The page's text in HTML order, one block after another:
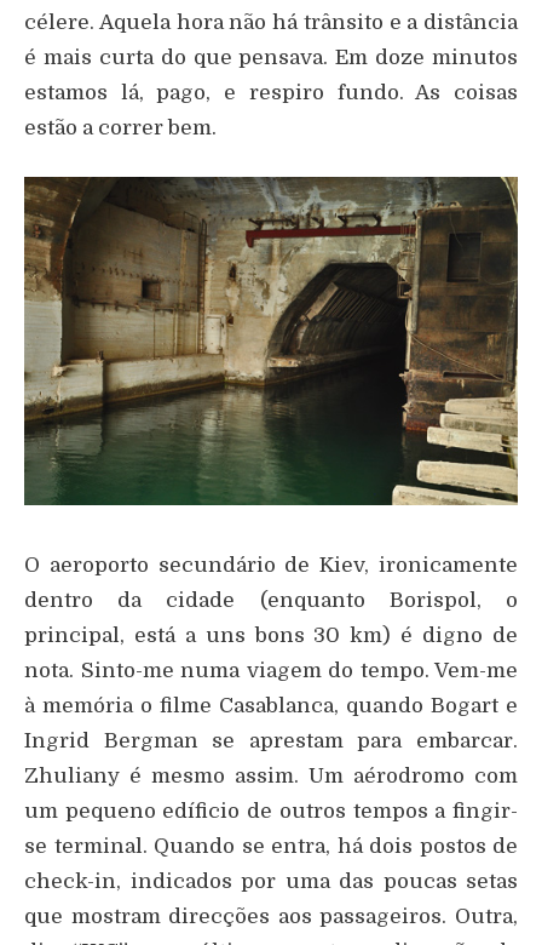
célere. Aquela hora não há trânsito e a distância
é mais curta do que pensava. Em doze minutos
estamos lá, pago, e respiro fundo. As coisas
estão a correr bem.
O aeroporto secundário de Kiev, ironicamente
dentro da cidade (enquanto Borispol, o
principal, está a uns bons 30 km) é digno de
nota. Sinto-me numa viagem do tempo. Vem-me
à memória o filme Casablanca, quando Bogart e
Ingrid Bergman se aprestam para embarcar.
Zhuliany é mesmo assim. Um aérodromo com
um pequeno edíficio de outros tempos a fingir-
se terminal. Quando se entra, há dois postos de
check-in, indicados por uma das poucas setas
que mostram direcções aos passageiros. Outra,